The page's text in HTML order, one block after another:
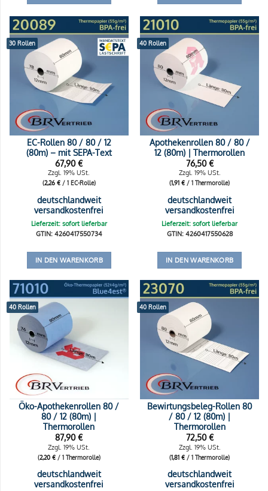
30 Rollen
EC-Rollen 80 / 80 / 12
(80m) – mit SEPA-Text
67,90€
Zzgl. 19% USt.
(2,26 €/ 1 EC-Rolle)
deutschlandweit
versandkostenfrei
Lieferzeit: sofort lieferbar
GTIN: 4260417550734
IN DEN WARENKORB
40 Rollen
Apothekenrollen 80 / 80 /
12 (80m) | Thermorollen
76,50€
Zzgl. 19% USt.
(1,91€ / 1 Thermorolle)
deutschlandweit
versandkostenfrei
Lieferzeit: sofort lieferbar
GTIN: 4260417550628
IN DEN WARENKORB
40 Rollen
Öko-Apothekenrollen 80 /
80 / 12 (80m) |
Thermorollen
87,90€
Zzgl. 19% USt.
(2,20 €/ 1 Thermorolle)
deutschlandweit
versandkostenfrei
40 Rollen
Bewirtungsbeleg-Rollen 80
/ 80 / 12 (80m) |
Thermorollen
72,50€
Zzgl. 19% USt.
(1,81€ / 1 Thermorolle)
deutschlandweit
versandkostenfrei